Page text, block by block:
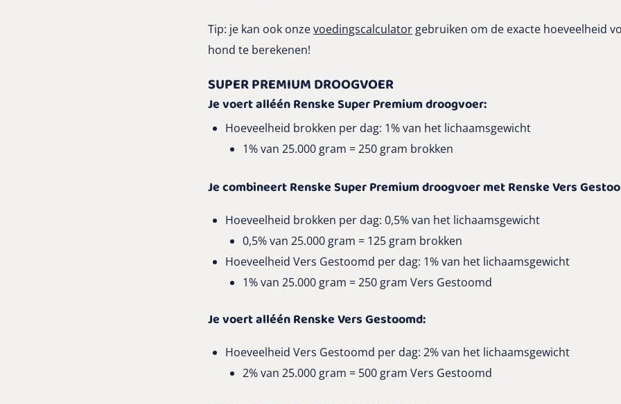
Tip: je kan ook onzevoedingscalculator gebruiken om de exacte hoeveelheid
hond te berekenen!
SUPER PREMIUM DROOGVOER
Je voert alléén Renske Super Premium droogvoer:
Hoeveelheid brokken per dag: 1% van het lichaamsgewicht
1% van 25.000 gram = 250 gram brokken
Je combineert Renske Super Premium droogvoer met Renske Vers
Hoeveelheid brokken per dag: 0,5% van het lichaamsgewicht
0,5% van 25.000 gram = 125 gram brokken
Hoeveelheid Vers Gestoomd per dag: 1% van het lichaamsgewicht
1% van 25.000 gram = 250 gram Vers Gestoomd
Je voert alléén Renske Vers Gestoomd:
Hoeveelheid Vers Gestoomd per dag: 2% van het lichaamsgewicht
2% van 25.000 gram = 500 gram Vers Gestoomd